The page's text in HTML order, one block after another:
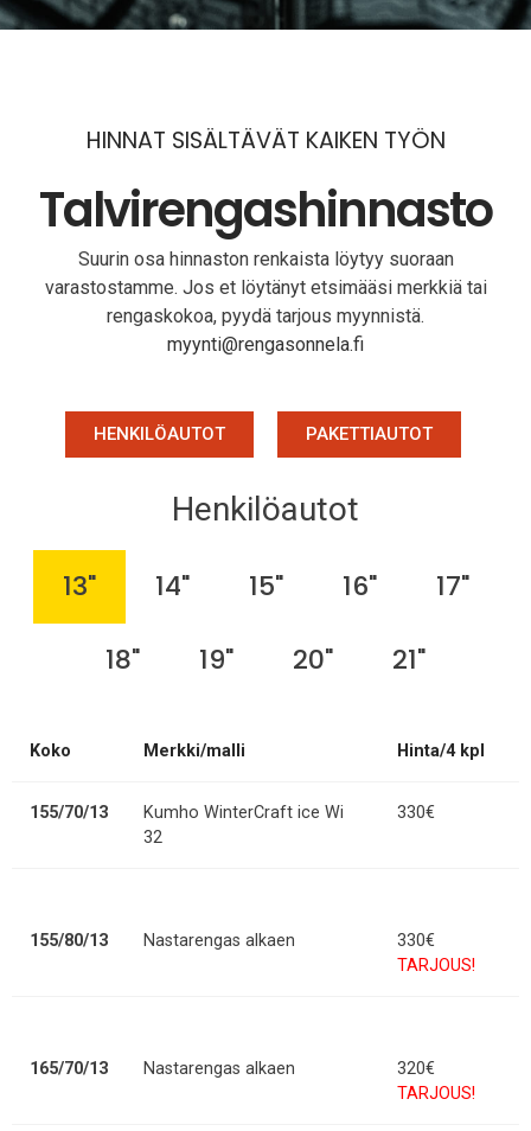
HINNAT SISÄLTÄVÄT KAIKEN TYÖN
Talvirengas­hinnasto
Suurin osa hinnaston renkaista löytyy suoraan
varastostamme. Jos et löytänyt etsimääsi merkkiä tai
rengaskokoa, pyydä tarjous myynnistä.
myynti@rengasonnela.fi
HENKILÖAUTOT PAKETTIAUTOT
Henkilöautot
13" 14" 15" 16"
17"
18"
19" 20" 21"
Koko Merkki/malli Hinta/4 kpl
155/70/13
Kumho WinterCraft ice Wi
32
330€
155/80/13 Nastarengas alkaen
330€
TARJOUS!
165/70/13 Nastarengas alkaen
320€
TARJOUS!